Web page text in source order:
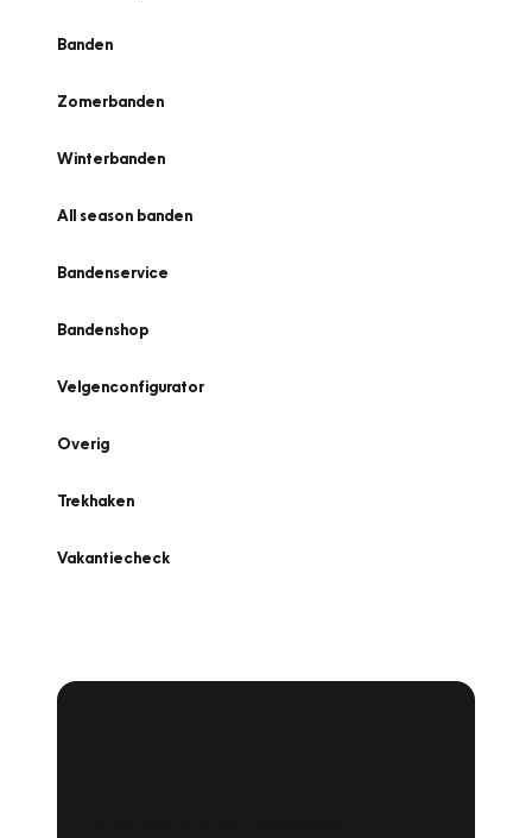
Banden
Zomerbanden
Winterbanden
All season banden
Bandenservice
Bandenshop
Velgenconfigurator
Overig
Trekhaken
Vakantiecheck